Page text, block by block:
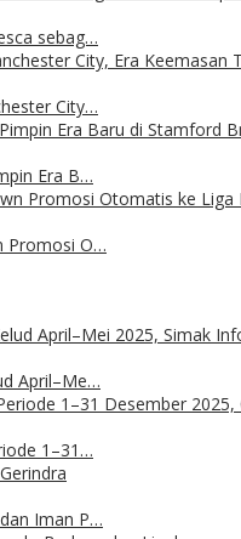
sebag…
City…
Era B…
Promosi O…
April–Me…
1–31…
Iman P…